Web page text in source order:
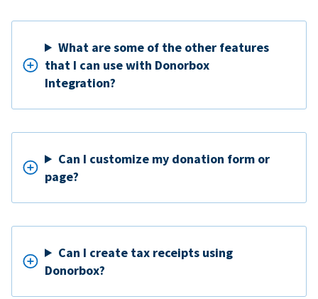
What are some of the other features
that I can use with Donorbox
Integration?
Can I customize my donation form or
page?
Can I create tax receipts using
Donorbox?